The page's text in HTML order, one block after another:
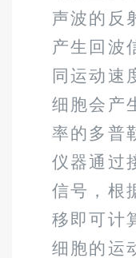
声波的反
产生回波
同运动速
细胞会产
率的多普
仪器通过
信号，根
移即可计
细胞的运